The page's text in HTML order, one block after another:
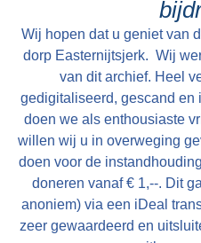
doch doordat wij al zo
gehad, dachten we,
loos zou wezen.
tot even voor half vier.
eerste op, want ik was
moest de munitie enz.
maken. Toen ik me
buiten ging, stonden
manschappen op. In
van de parachutestof
nichtje Henny
naaigaren werd door
Theunis en Einte uit de
parachutes getrokken
ijzersterk omdat het
er foto’s gemaakt waar
Hendrikje en Aaltje
dat doormiddel van
Wij hopen dat u geniet van
dorp Easternijtsjerk. Wij
van dit archief. Heel
gedigitaliseerd, gescand en
doen we als enthousiaste
willen wij u in overweging
doen voor de
doneren vanaf € 1,--. Dit
anoniem) via een iDeal
zeer gewaardeerd en